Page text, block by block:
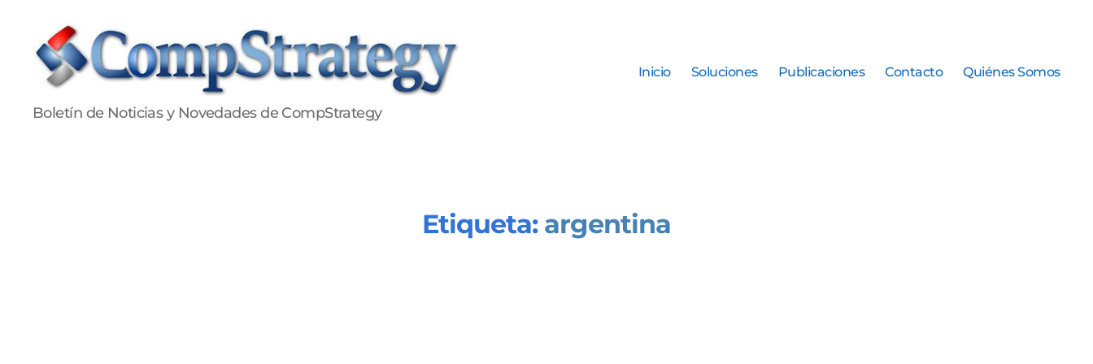
Publicaciones
CompStrategy
Boletín de Noticias y Novedades de CompStrategy
Inicio Soluciones Publicaciones Contacto Quiénes Somos
Etiqueta: argentina